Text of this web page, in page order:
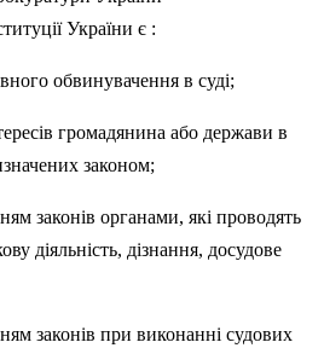
України є :
обвинувачення в суді;
громадянина або держави в
законом;
законів органами, які проводять
діяльність, дізнання, досудове
законів при виконанні судових